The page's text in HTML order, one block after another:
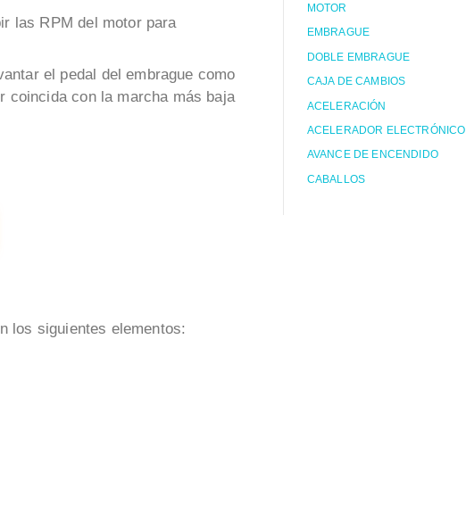
las RPM del motor para
el pedal del embrague como
coincida con la marcha más baja
los siguientes elementos:
MOTOR
EMBRAGUE
DOBLE EMBRAGUE
CAJA DE CAMBIOS
ACELERACIÓN
ACELERADOR ELECTRÓNICO
AVANCE DE ENCENDIDO
CABALLOS